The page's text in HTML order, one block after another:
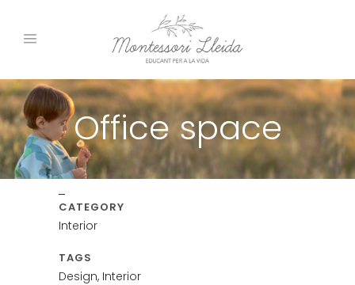
Office space
CATEGORY
Interior
TAGS
Design, Interior